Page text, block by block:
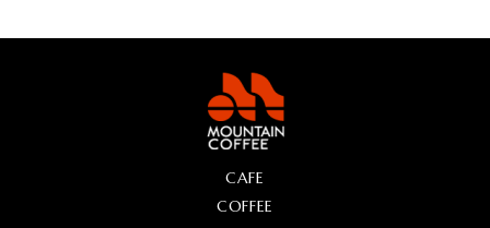
CAFE
COFFEE